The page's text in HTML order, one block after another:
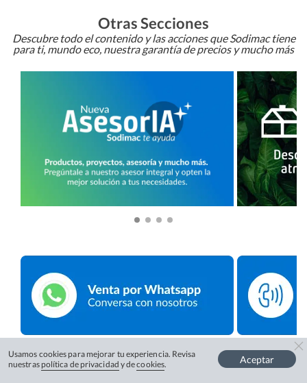
Otras Secciones
Descubre todo el contenido y las acciones que Sodimac tiene
para ti, mundo eco, nuestra garantía de precios y mucho más
Usamos cookies para mejorar tu experiencia. Revisa
nuestras política de privacidad y decookies. Aceptar